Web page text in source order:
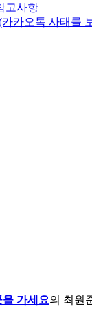
고사항
카오톡 사태를
가세요의 최원